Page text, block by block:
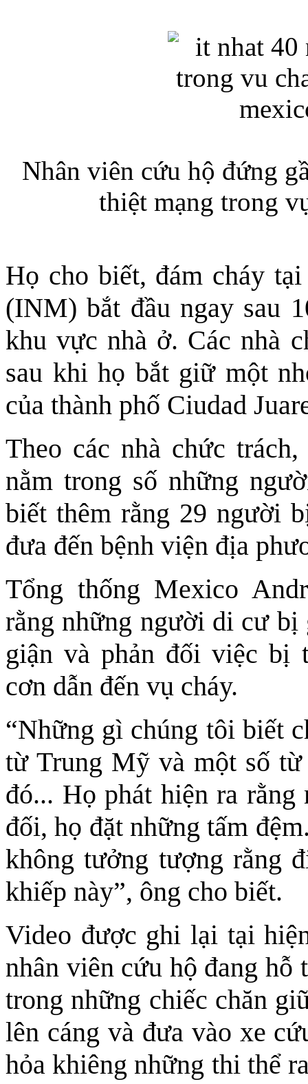
Nhân viên cứu hộ đứng
thiệt mạng trong
Họ cho biết, đám cháy
(INM) bắt đầu ngay sau
khu vực nhà ở. Các nhà
sau khi họ bắt giữ một
của thành phố Ciudad
Theo các nhà chức
nằm trong số những
biết thêm rằng 29 người
đưa đến bệnh viện địa
Tổng thống Mexico
rằng những người di cư
giận và phản đối việc bị
cơn dẫn đến vụ cháy.
“Những gì chúng tôi biết
từ Trung Mỹ và một số
đó... Họ phát hiện ra
đối, họ đặt những tấm
không tưởng tượng rằng
khiếp này”, ông cho biết.
Video được ghi lại tại
nhân viên cứu hộ đang
trong những chiếc chăn
lên cáng và đưa vào xe
hỏa khiêng những thi thể